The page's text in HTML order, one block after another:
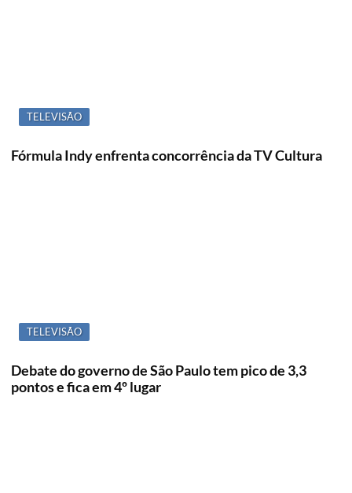
TELEVISÃO
Fórmula Indy enfrenta concorrência da TV Cultura
TELEVISÃO
Debate do governo de São Paulo tem pico de 3,3
pontos e fica em 4º lugar